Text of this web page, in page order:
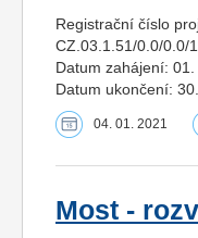
Registrační číslo
CZ.03.1.51/0.0/0.0/
Datum zahájení: 01.
Datum ukončení:
04. 01. 2021
Most -